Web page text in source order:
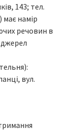
143; тел.
) має намір
речовин в
вул.